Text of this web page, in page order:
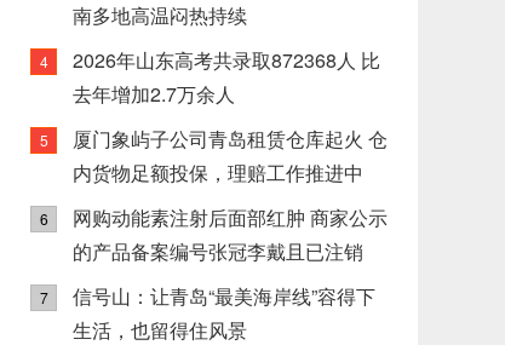
南多地高温闷热持续
4
2026年山东高考共录取872368人 比
去年增加2.7万余人
5
厦门象屿子公司青岛租赁仓库起火 仓
内货物足额投保，理赔工作推进中
6
网购动能素注射后面部红肿 商家公示
的产品备案编号张冠李戴且已注销
7
信号山：让青岛“最美海岸线”容得下
生活，也留得住风景